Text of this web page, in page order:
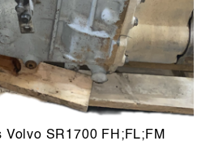
SR1700 FH;FL;FM